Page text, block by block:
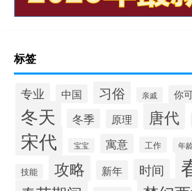
标签
专业 中国 习俗 亲戚 你
冬天 冬季 原理 唐代
宋代 宝宝 寓意 工作 年
技能 攻略 新年 时间